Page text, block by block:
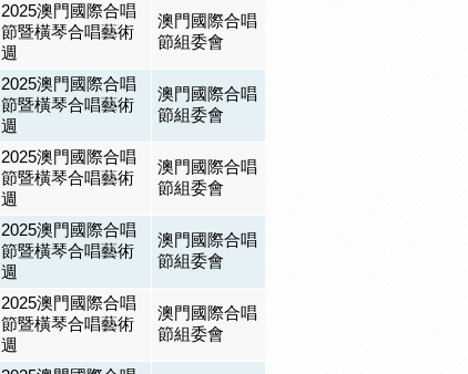
2025澳門國際合唱
節暨橫琴合唱藝術
週
澳門國際合唱
節組委會
2025澳門國際合唱
節暨橫琴合唱藝術
週
澳門國際合唱
節組委會
2025澳門國際合唱
節暨橫琴合唱藝術
週
澳門國際合唱
節組委會
2025澳門國際合唱
節暨橫琴合唱藝術
週
澳門國際合唱
節組委會
2025澳門國際合唱
節暨橫琴合唱藝術
週
澳門國際合唱
節組委會